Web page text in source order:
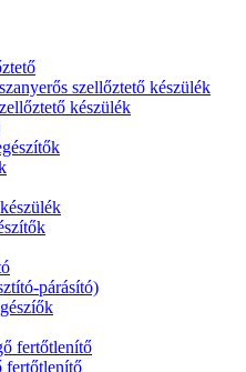
szellőztető készülék
készülék
párásító)
fertőtlenítő
fertőtlenítő